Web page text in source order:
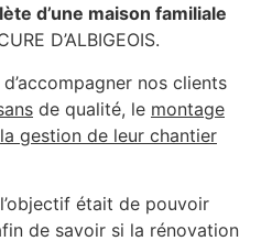
d’une maison familiale
D’ALBIGEOIS.
nos clients
de qualité, le montage
la gestion de leur chantier
était de pouvoir
de savoir si la rénovation